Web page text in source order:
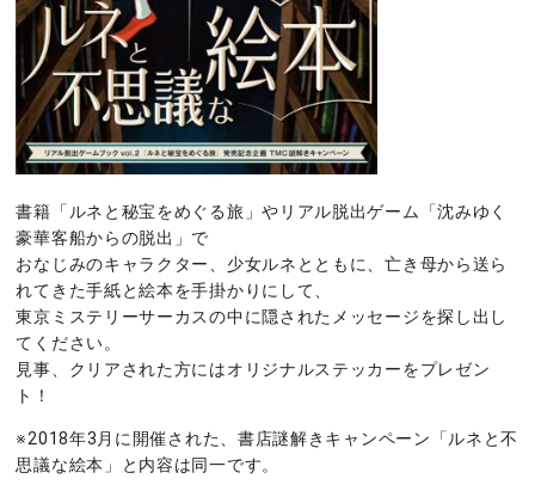
書籍「ルネと秘宝をめぐる旅」やリアル脱出ゲーム「沈みゆく
豪華客船からの脱出」で
おなじみのキャラクター、少女ルネとともに、亡き母から送ら
れてきた手紙と絵本を手掛かりにして、
東京ミステリーサーカスの中に隠されたメッセージを探し出し
てください。
見事、クリアされた方にはオリジナルステッカーをプレゼン
ト！
※2018年3月に開催された、書店謎解きキャンペーン「ルネと不
思議な絵本」と内容は同一です。